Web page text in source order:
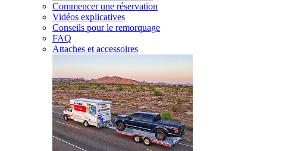
Commencer une réservation
Vidéos explicatives
Conseils pour le remorquage
FAQ
Attaches et accessoires